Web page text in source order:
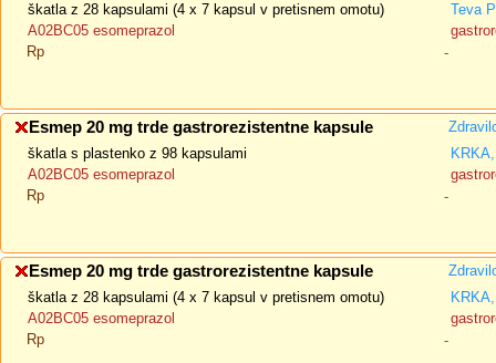
škatla z 28 kapsulami (4 x 7 kapsul v pretisnem omotu)
Teva
A02BC05 esomeprazol
Rp
-
Esmep 20 mg trde gastrorezistentne kapsule
škatla s plastenko z 98 kapsulami
A02BC05 esomeprazol
Rp
-
Esmep 20 mg trde gastrorezistentne kapsule
škatla z 28 kapsulami (4 x 7 kapsul v pretisnem omotu)
A02BC05 esomeprazol
Rp
-